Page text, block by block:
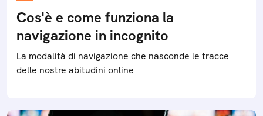
Cos'è e come funziona la
navigazione in incognito
La modalità di navigazione che nasconde le tracce
delle nostre abitudini online